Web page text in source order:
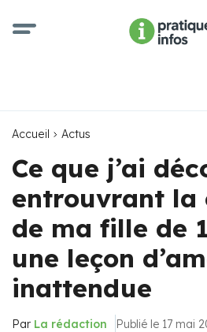
Accueil Actus
Ce que j’ai
entrouvrant la
de ma fille de
une leçon
inattendue
Par La rédaction Publié le 17 mai